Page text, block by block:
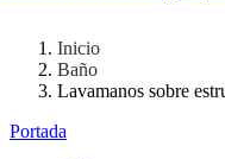
Inicio
Baño
Lavamanos sobre
Portada